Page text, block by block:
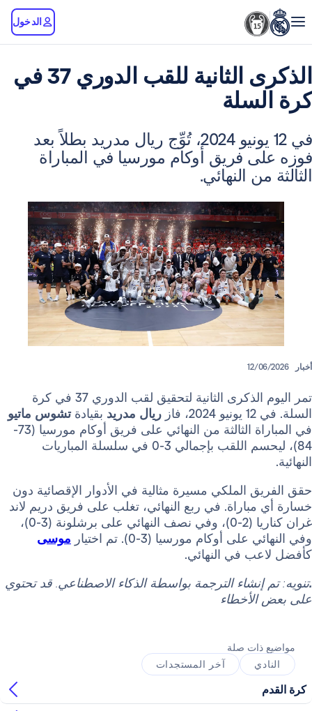
الذكرى الثانية للقب الدوري 37 في
في 12 يونيو 2024، تُوِّج ريال مدريد بطلاً بعد
فريق أوكام مورسيا في المباراة
النهائي.
12/
تمر اليوم الذكرى الثانية لتحقيق لقب الدوري 37 في كرة
ريال مدريد بقيادةتشوس ماتيو
في المباراة الثالثة من النهائي على فريق أوكام مورسيا (73-
84)، ليحسم اللقب بإجمالي 3-0 في سلسلة المباريات
الملكي مسيرة مثالية في الأدوار الإقصائية دون
في ربع النهائي، تغلب على فريق دريم لاند
غران كناريا (2-0)، وفي نصف النهائي على برشلونة (3-0)،
أوكام مورسيا (3-0). تم اختيار
موسى
في النهائي.
الترجمة بواسطة الذكاء الاصطناعي. قد تحتوي
صلة
آخر المستجدات